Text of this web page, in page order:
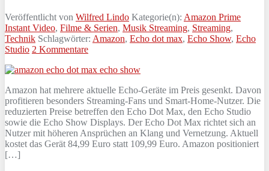
Veröffentlicht von Wilfred Lindo Kategorie(n): Amazon Prime
Instant Video, Filme & Serien, Musik Streaming, Streaming,
Technik Schlagwörter: Amazon, Echo dot max, Echo Show, Echo
Studio 2 Kommentare
Amazon hat mehrere aktuelle Echo‑Geräte im Preis gesenkt. Davon
profitieren besonders Streaming‑Fans und Smart‑Home‑Nutzer. Die
reduzierten Preise betreffen den Echo Dot Max, den Echo Studio
sowie die Echo Show Displays. Der Echo Dot Max richtet sich an
Nutzer mit höheren Ansprüchen an Klang und Vernetzung. Aktuell
kostet das Gerät 84,99 Euro statt 109,99 Euro. Amazon positioniert
[…]